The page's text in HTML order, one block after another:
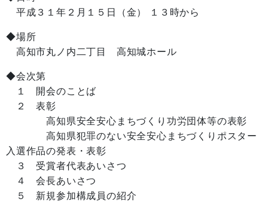
平成３１年２月１５日（金） １３時から
◆場所
高知市丸ノ内二丁目 高知城ホール
◆会次第
１ 開会のことば
２ 表彰
高知県安全安心まちづくり功労団体等の表彰
高知県犯罪のない安全安心まちづくりポスター
入選作品の発表・表彰
３ 受賞者代表あいさつ
４ 会長あいさつ
５ 新規参加構成員の紹介